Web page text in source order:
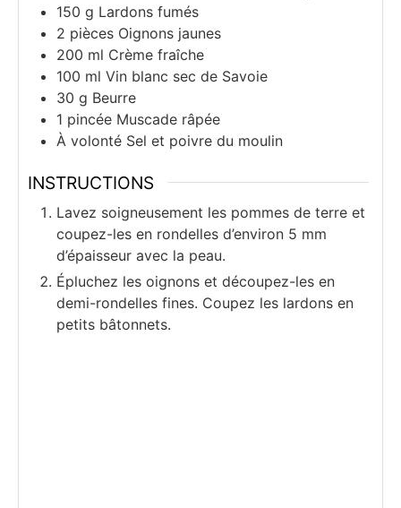
150 g Lardons fumés
2 pièces Oignons jaunes
200 ml Crème fraîche
100 ml Vin blanc sec de Savoie
30 g Beurre
1 pincée Muscade râpée
À volonté Sel et poivre du moulin
INSTRUCTIONS
Lavez soigneusement les pommes de terre et
coupez-les en rondelles d’environ 5 mm
d’épaisseur avec la peau.
Épluchez les oignons et découpez-les en
demi-rondelles fines. Coupez les lardons en
petits bâtonnets.